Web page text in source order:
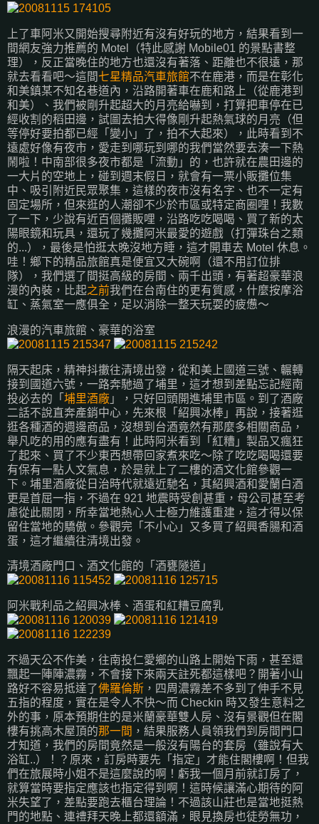
上了車阿米又開始搜尋附近有沒有好玩的地方，結果看到一
間網友強力推薦的 Motel（特此感謝 Mobile01 的景點書整
理），反正當晚住的地方也還沒有著落、距離也不很遠，那
就去看看吧～這間七星精品汽車旅館不在鹿港，而是在彰化
和美鎮某不知名巷道內，沿路開著車在鹿和路上（從鹿港到
和美）、我們被剛升起超大的月亮給嚇到，打算把車停在已
經收割的稻田邊，試圖去拍大得像剛升起熱氣球的月亮（但
等停好要拍都已經「變小」了，拍不大起來），此時看到不
遠處好像有夜市，愛走到哪玩到哪的我們當然要去湊一下熱
鬧啦！中南部很多夜市都是「流動」的，也許就在農田邊的
一大片的空地上，碰到週末假日，就會有一票小販攤位集
中、吸引附近民眾聚集，這樣的夜市沒有名字、也不一定有
固定場所，但來逛的人潮卻不少於市區或特定商圈哩！我數
了一下，少說有近百個攤販哩，沿路吃吃喝喝、買了新的太
陽眼鏡和玩具，還玩了幾攤阿米最愛的遊戲（打彈珠台之類
的...），最後是怕逛太晚沒地方睡，這才開車去 Motel 休息。
哇！鄉下的精品旅館真是便宜又大碗啊（還不用訂位排
隊），我們選了間挺高級的房間、兩千出頭，有著超豪華浪
漫的內裝，比起之前我們在台南住的更有質感，什麼按摩浴
缸、蒸氣室一應俱全，足以消除一整天玩耍的疲憊～
浪漫的汽車旅館、豪華的浴室
隔天起床，精神抖擻往清境出發，從和美上國道三號、輾轉
接到國道六號，一路奔馳過了埔里，這才想到差點忘記經南
投必去的「 埔里酒廠 」，只好回頭開進埔里市區。到了酒廠
二話不說直奔產銷中心，先來根「紹興冰棒」再說，接著逛
逛各種酒的週邊商品，沒想到台酒竟然有那麼多相關商品，
舉凡吃的用的應有盡有！此時阿米看到「紅糟」製品又瘋狂
了起來、買了不少東西想帶回家煮來吃～除了吃吃喝喝還要
有保有一點人文氣息，於是就上了二樓的酒文化館參觀一
下。埔里酒廠從日治時代就遠近馳名，其紹興酒和愛蘭白酒
更是首屈一指，不過在 921 地震時受創甚重，母公司甚至考
慮從此關閉，所幸當地熱心人士極力維護重建，這才得以保
留住當地的驕傲。參觀完「不小心」又多買了紹興香腸和酒
蛋，這才繼續往清境出發。
清境酒廠門口、酒文化館的「酒甕隧道」
阿米戰利品之紹興冰棒、酒蛋和紅糟豆腐乳
不過天公不作美，往南投仁愛鄉的山路上開始下雨，甚至還
飄起一陣陣濃霧，不會接下來兩天註死都這樣吧？開著小山
路好不容易抵達了佛羅倫斯 ，四周濃霧差不多到了伸手不見
五指的程度，實在是令人不快～而 Checkin 時又發生意料之
外的事，原本預期住的是米蘭豪華雙人房、沒有景觀但在閣
樓有挑高木屋頂的那一間 ，結果服務人員領我們到房間門口
才知道，我們的房間竟然是一般沒有陽台的套房（雖說有大
浴缸..）！？原來，訂房時要先「指定」才能住閣樓啊！但我
們在旅展時小姐不是這麼說的啊！虧我一個月前就訂房了，
就算當時要指定應該也指定得到啊！這時候讓滿心期待的阿
米失望了，差點要跑去櫃台理論！不過該山莊也是當地挺熱
門的地點、連禮拜天晚上都還額滿，眼見換房也徒勞無功，